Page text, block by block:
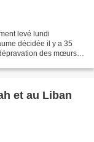
levé lundi
décidée il y a 35
des mœurs,
et au Liban